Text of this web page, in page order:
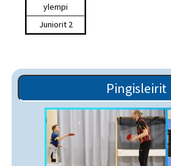
ylempi
Juniorit 2
Pingisleirit